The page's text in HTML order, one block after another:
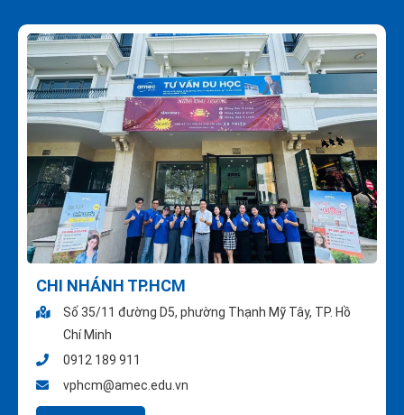
CHI NHÁNH TP.HCM
Số 35/11 đường D5, phường Thạnh Mỹ Tây, TP. Hồ
Chí Minh
0912 189 911
vphcm@amec.edu.vn